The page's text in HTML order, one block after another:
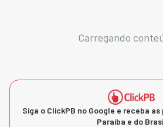
Carregando
Siga o ClickPB no Google e receba
Paraíba e do